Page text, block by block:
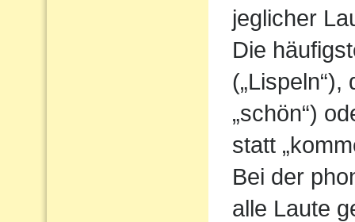
jeglicher
Die
„schön“)
statt
Bei der
alle Laute